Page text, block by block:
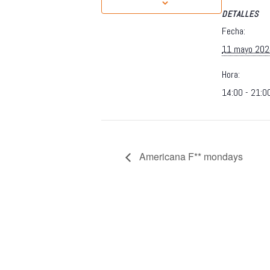
DETALLES
Fecha:
11 mayo
Hora:
14:00 -
Americana F** mondays